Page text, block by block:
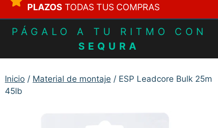
PLAZOS TODAS TUS COMPRAS
PÁGALO A TU RITMO CON
SEQURA
Inicio / Material de montaje / ESP Leadcore Bulk 25m
45lb